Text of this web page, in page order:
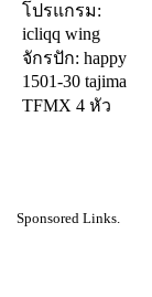
โปรแกรม:
icliqq wing
จักรปัก: happy
1501-30 tajima
TFMX 4 หัว
Sponsored Links.